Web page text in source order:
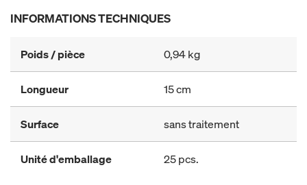
INFORMATIONS TECHNIQUES
Poids / pièce 0,94 kg
Longueur 15 cm
Surface sans traitement
Unité d'emballage 25 pcs.